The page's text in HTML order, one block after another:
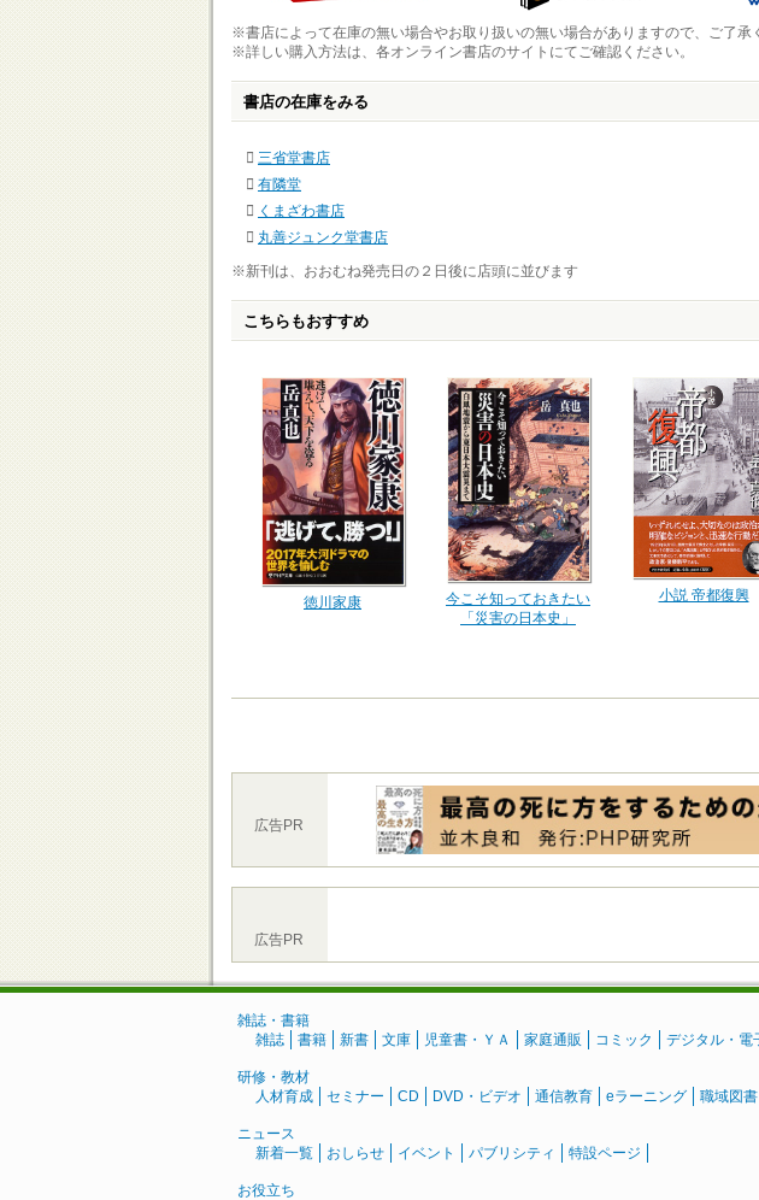
※書店によって在庫の無い場合やお取り扱いの無い場合がありますので、ご了承
※詳しい購入方法は、各オンライン書店のサイトにてご確認ください。
書店の在庫をみる
三省堂書店
有隣堂
くまざわ書店
丸善ジュンク堂書店
※新刊は、おおむね発売日の２日後に店頭に並びます
こちらもおすすめ
徳川家康
今こそ知っておきたい
「災害の日本史」
小説 帝都復興
広告PR
広告PR
雑誌・書籍
雑誌
書籍 新書 文庫 児童書・ＹＡ 家庭通販 コミック デジタル・電
研修・教材
人材育成
セミナー CD DVD・ビデオ 通信教育 eラーニング 職域図書
ニュース
新着一覧
おしらせ イベント パブリシティ 特設ページ
お役立ち